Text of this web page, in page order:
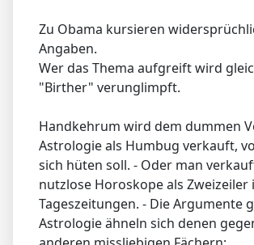
Zu Obama kursieren
Angaben.
Wer das Thema aufgreift wird
"Birther" verunglimpft.
Handkehrum wird dem dummen
Astrologie als Humbug verkauft,
sich hüten soll. - Oder man
nutzlose Horoskope als Zweizeiler
Tageszeitungen. - Die Argumente
Astrologie ähneln sich denen